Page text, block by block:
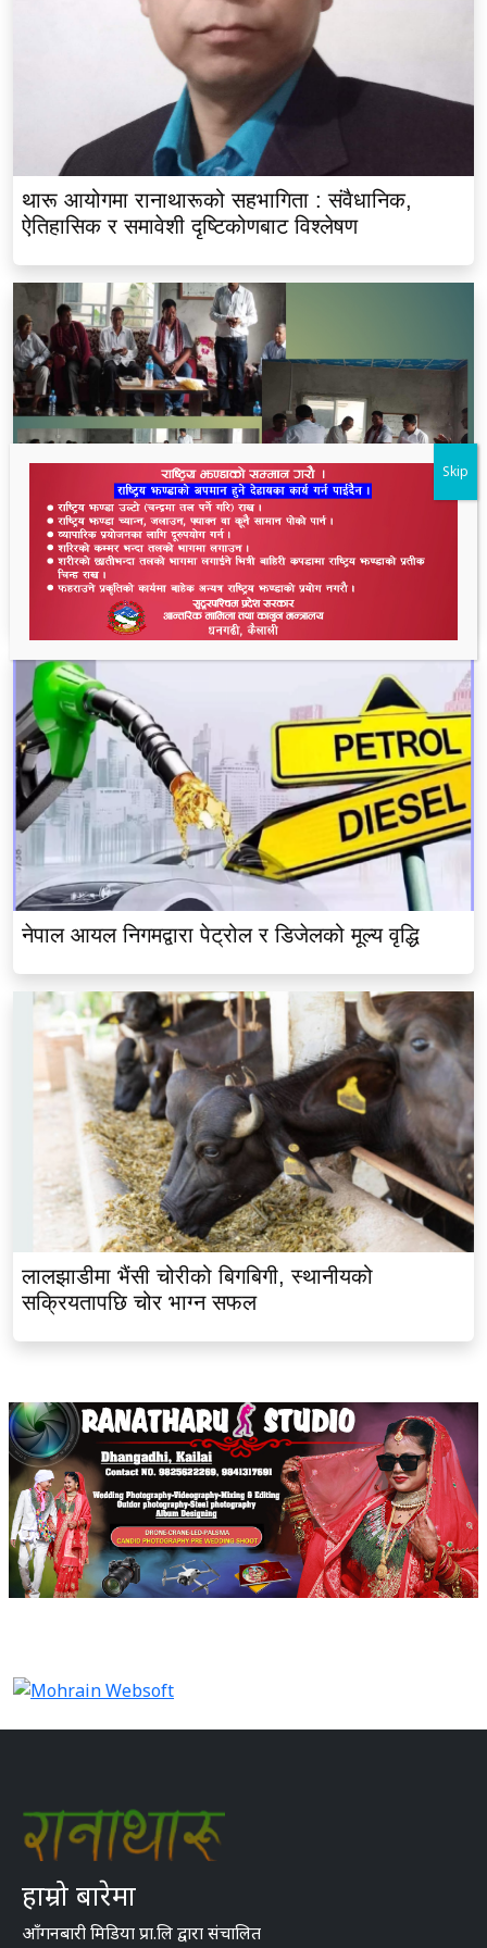
थारू आयोगमा रानाथारूको सहभागिता : संवैधानिक,
ऐतिहासिक र समावेशी दृष्टिकोणबाट विश्लेषण
भीमदत्त नगर बरघर भलमन्सा समितिमा रामबहादुर चौधरी
चयन
नेपाल आयल निगमद्वारा पेट्रोल र डिजेलको मूल्य वृद्धि
लालझाडीमा भैंसी चोरीको बिगबिगी, स्थानीयको
सक्रियतापछि चोर भाग्न सफल
हाम्रो बारेमा
आँगनबारी मिडिया प्रा.लि द्वारा संचालित
Skip